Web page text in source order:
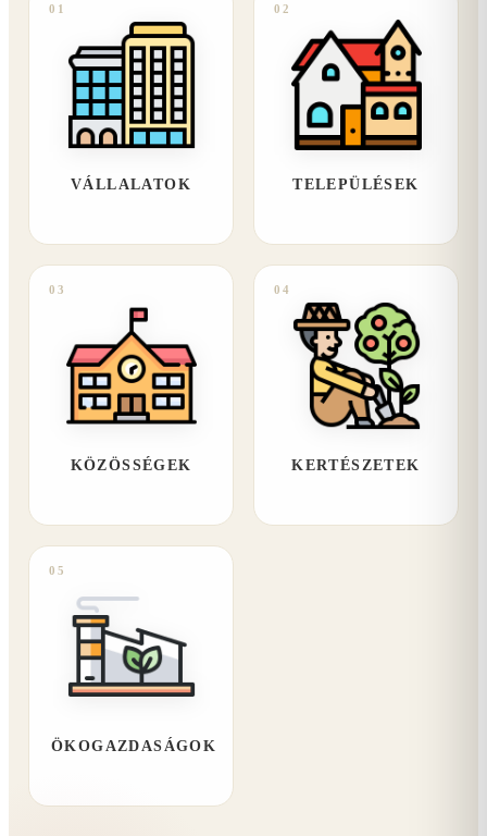
01
VÁLLALATOK
02
TELEPÜLÉSEK
03
KÖZÖSSÉGEK
04
KERTÉSZETEK
05
ÖKOGAZDASÁGOK